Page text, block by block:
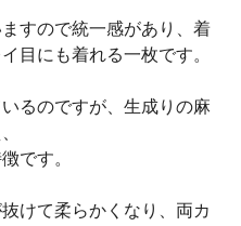
すので統一感があり、着
目にも着れる一枚です。
るのですが、生成りの麻
です。
けて柔らかくなり、両カ